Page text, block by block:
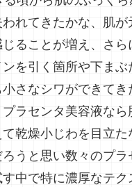
れてきたかな、肌が
ることが増え、さら
を引く箇所や下まぶ
さなシワができてき
ラセンタ美容液なら
乾燥小じわを目立た
ろうと思い数々のプラ
中で特に濃厚なテク